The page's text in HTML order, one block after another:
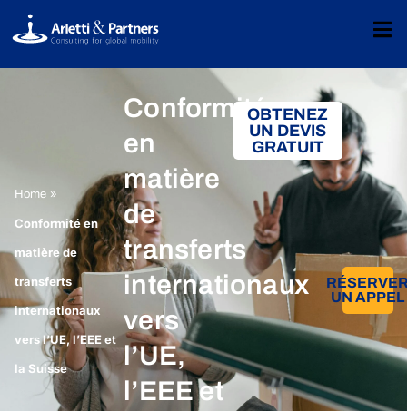
Home »
Conformité en
matière de
transferts
internationaux
vers l’UE, l’EEE et
la Suisse
Conformité
en
matière
de
transferts
internationaux
vers
l’UE,
l’EEE et
OBTENEZ
UN DEVIS
GRATUIT
UN APPEL